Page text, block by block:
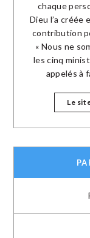
chaque
Dieu l’a créée
contribution
« Nous ne
les cinq
appelés à
Le